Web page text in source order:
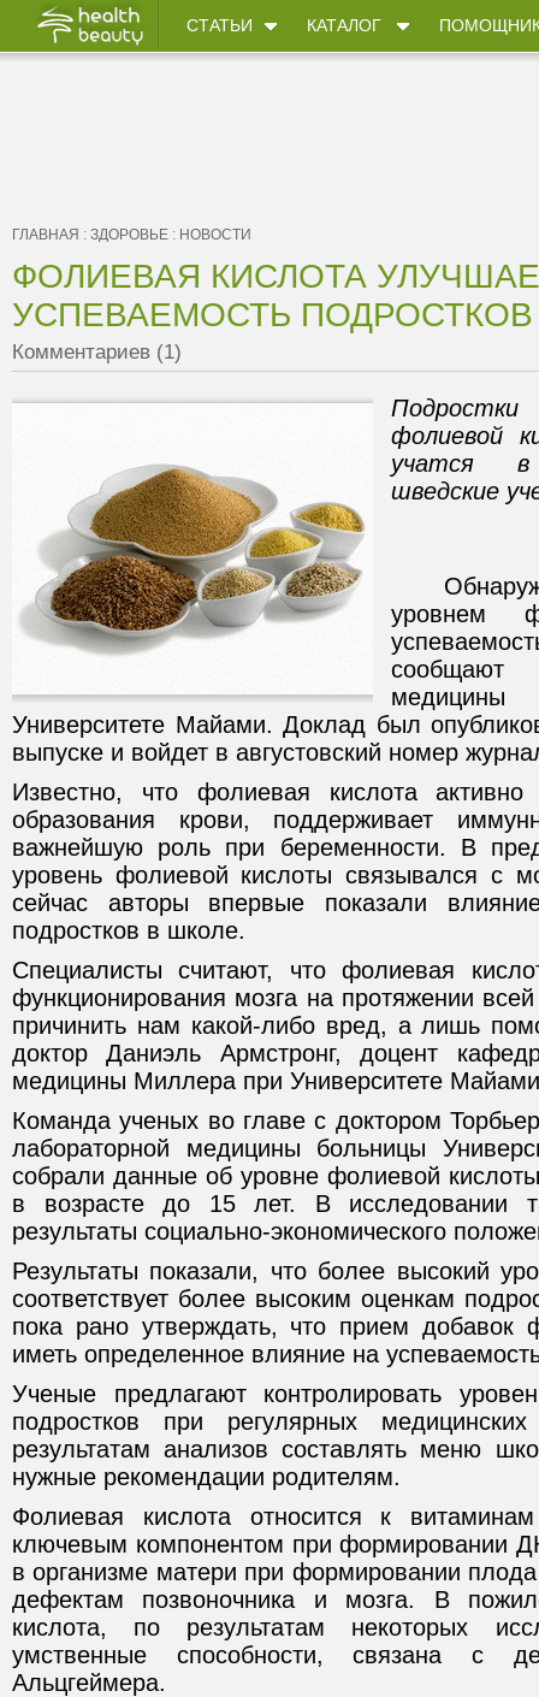
СТАТЬИ КАТАЛОГ
ГЛАВНАЯ : ЗДОРОВЬЕ : НОВОСТИ
ФОЛИЕВАЯ КИСЛОТА
УСПЕВАЕМОСТЬ ПОДРОСТКОВ
Комментариев (1)
фолиевой
учатся
шведские
уровнем
сообщают
Университете Майами. Доклад был
выпуске и войдет в августовский номер
Известно, что фолиевая кислота активно
образования крови, поддерживает
важнейшую роль при беременности. В
уровень фолиевой кислоты связывался с
сейчас авторы впервые показали
подростков в школе.
Специалисты считают, что фолиевая
функционирования мозга на протяжении
причинить нам какой-либо вред, а лишь
доктор Даниэль Армстронг, доцент
медицины Миллера при Университете
Команда ученых во главе с доктором
лабораторной медицины больницы
собрали данные об уровне фолиевой
в возрасте до 15 лет. В исследовании
результаты социально-экономического
Результаты показали, что более высокий
соответствует более высоким оценкам
пока рано утверждать, что прием добавок
иметь определенное влияние на
Ученые предлагают контролировать
подростков при регулярных
результатам анализов составлять меню
нужные рекомендации родителям.
Фолиевая кислота относится к
ключевым компонентом при формировании
в организме матери при формировании
дефектам позвоночника и мозга. В
кислота, по результатам некоторых
умственные способности, связана с
Альцгеймера.